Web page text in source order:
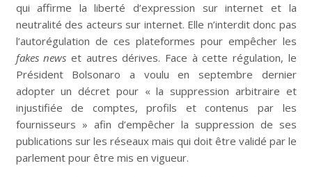
qui affirme la liberté d’expression sur internet et la
neutralité des acteurs sur internet. Elle n’interdit donc pas
l’autorégulation de ces plateformes pour empêcher les
fakes news et autres dérives. Face à cette régulation, le
Président Bolsonaro a voulu en septembre dernier
adopter un décret pour « la suppression arbitraire et
injustifiée de comptes, profils et contenus par les
fournisseurs » afin d’empêcher la suppression de ses
publications sur les réseaux mais qui doit être validé par le
parlement pour être mis en vigueur.